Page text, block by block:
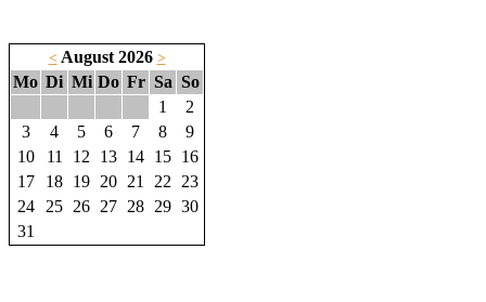
<August 2026 >
Mo Di Mi Do Fr Sa So
1
2
3
4 5 6 7 8
9
10
11 12 13 14 15 16
17
18 19 20 21 22
23
24
25 26 27 28 29 30
31